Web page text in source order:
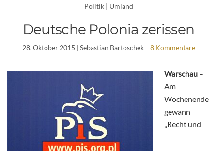
Politik | Umland
Deutsche Polonia zerissen
28. Oktober 2015 | Sebastian Bartoschek 8 Kommentare
Warschau –
Am
Wochenende
gewann
„Recht und